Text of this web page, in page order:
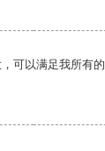
可以满足我所有